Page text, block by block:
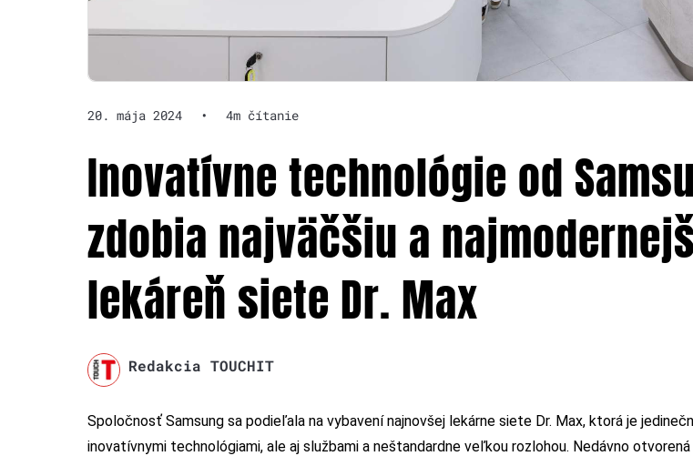
20. mája 2024 • 4m čítanie
Inovatívne technológie od
zdobia najväčšiu a
lekáreň siete Dr. Max
Redakcia TOUCHIT
Spoločnosť Samsung sa podieľala na vybavení najnovšej lekárne siete Dr. Max, ktorá je
inovatívnymi technológiami, ale aj službami a neštandardne veľkou rozlohou. Nedávno